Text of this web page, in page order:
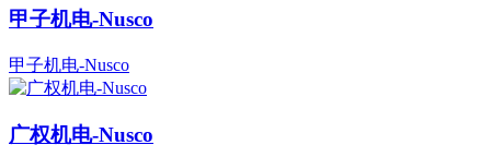
甲子机电-Nusco
甲子机电-Nusco
广权机电-Nusco